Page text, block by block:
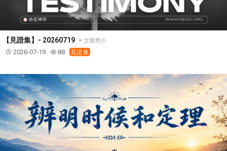
【見證集】- 20260719 文章简介
2026-07-19 88 見證集